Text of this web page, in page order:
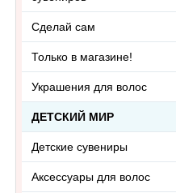
Сделай сам
Только в магазине!
Украшения для волос
ДЕТСКИЙ МИР
Детские сувениры
Аксессуары для волос